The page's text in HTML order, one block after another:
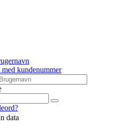
kundenummer
data